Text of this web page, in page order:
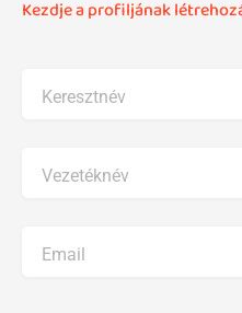
Kezdje a profiljának
Keresztnév
Vezetéknév
Email